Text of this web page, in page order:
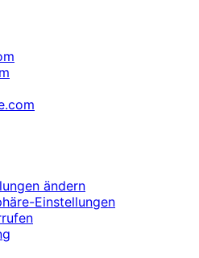
ändern
Einstellungen